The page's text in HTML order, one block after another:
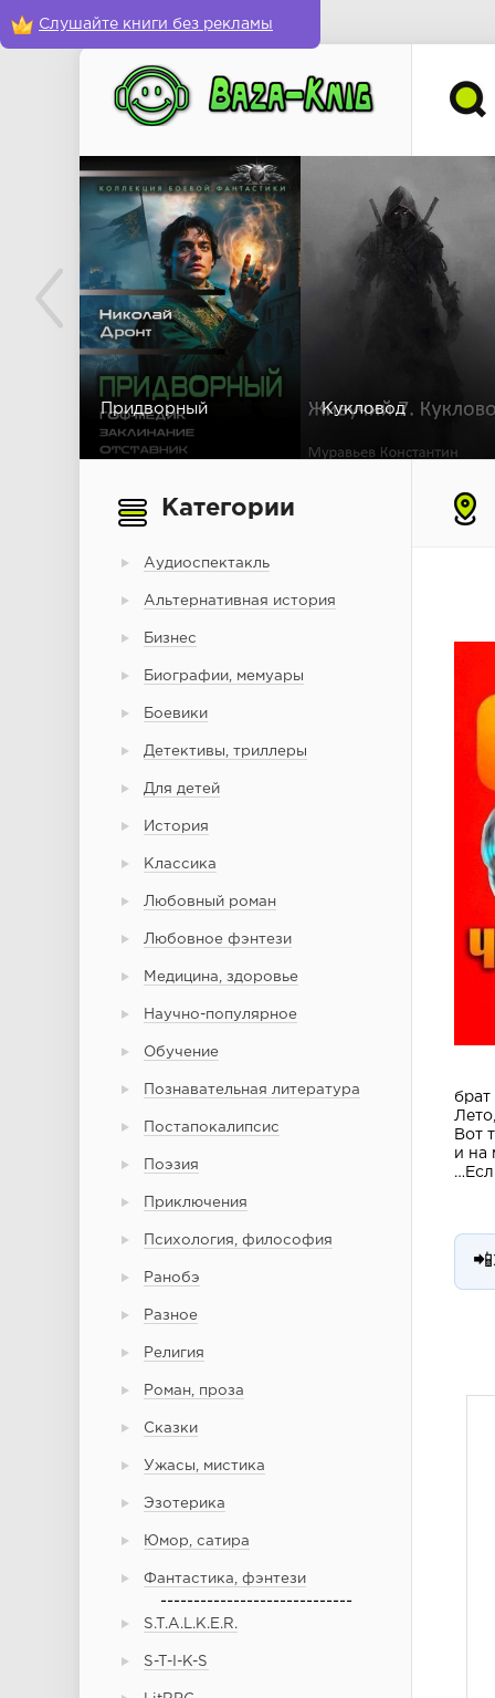
Слушайте книги без рекламы
Придворный Кукловод
Категории
Аудиоспектакль
Альтернативная история
Бизнес
Биографии, мемуары
Боевики
Детективы, триллеры
Для детей
История
Классика
Любовный роман
Любовное фэнтези
Медицина, здоровье
Научно-популярное
Обучение
Познавательная литература
Постапокалипсис
Поэзия
Приключения
Психология, философия
Ранобэ
Разное
Религия
Роман, проза
Сказки
Ужасы, мистика
Эзотерика
Юмор, сатира
Фантастика, фэнтези
-----------------------------
S.T.A.L.K.E.R.
S-T-I-K-S
Вот
и на
📲